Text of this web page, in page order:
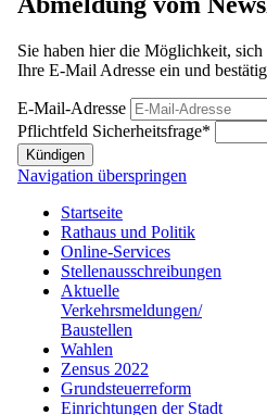
Sie haben hier die Möglichkeit,
Ihre E-Mail Adresse ein und
E-Mail-Adresse
Pflichtfeld Sicherheitsfrage*
Kündigen
Navigation überspringen
Startseite
Rathaus und Politik
Online-Services
Stellenausschreibungen
Aktuelle
Verkehrsmeldungen/
Baustellen
Wahlen
Zensus 2022
Grundsteuerreform
Einrichtungen der Stadt